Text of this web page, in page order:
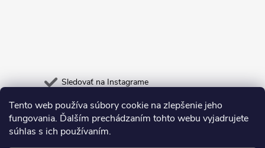
Tento web používa súbory cookie na zlepšenie jeho
fungovania. Ďalším prechádzaním tohto webu vyjadrujete
súhlas s ich používaním.
Sledovať na Instagrame
Heureka.sk Odpadneš.sk